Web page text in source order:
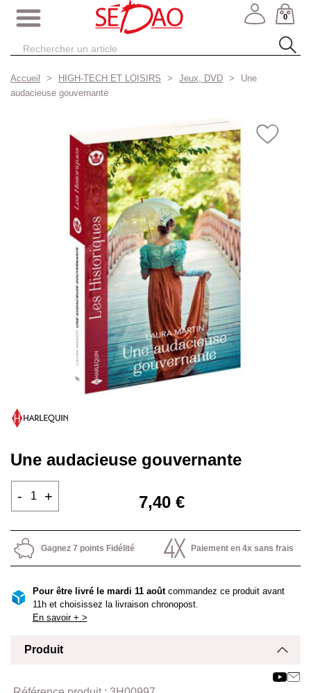
0
Accueil HIGH-TECH ET LOISIRS Jeux, DVD
Une
audacieuse gouvernante
Une audacieuse gouvernante
7,40 €
- +
Gagnez 7 points Fidélité Paiement en 4x sans frais
Pour être livré le mardi 11 aoûtcommandez ce produit avant
11h et choisissez la livraison chronopost.
En savoir + >
Produit